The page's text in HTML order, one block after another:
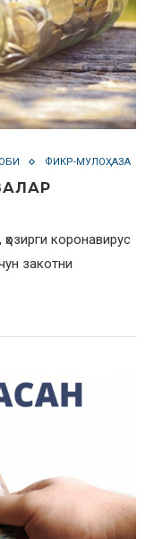
ФИКР-МУЛОҲАЗА
коронавирус
закотни